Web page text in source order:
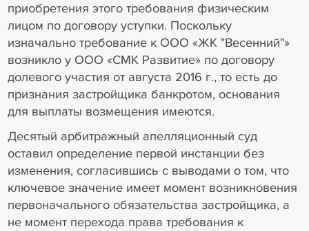
приобретения этого требования физическим
лицом по договору уступки. Поскольку
изначально требование к ООО «ЖК "Весенний"»
возникло у ООО «СМК Развитие» по договору
долевого участия от августа 2016 г., то есть до
признания застройщика банкротом, основания
для выплаты возмещения имеются.
Десятый арбитражный апелляционный суд
оставил определение первой инстанции без
изменения, согласившись с выводами о том, что
ключевое значение имеет момент возникновения
первоначального обязательства застройщика, а
не момент перехода права требования к